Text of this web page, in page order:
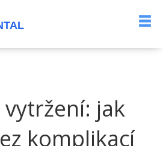
jak
komplikací